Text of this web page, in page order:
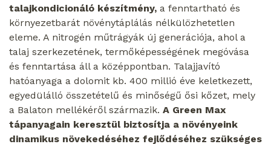
talajkondicionáló készítmény, a fenntartható és
környezetbarát növénytáplálás nélkülözhetetlen
eleme. A nitrogén műtrágyák új generációja, ahol a
talaj szerkezetének, termőképességének megóvása
és fenntartása áll a középpontban. Talajjavító
hatóanyaga a dolomit kb. 400 millió éve keletkezett,
egyedülálló összetételű és minőségű ősi kőzet, mely
a Balaton mellékéről származik. A Green Max
tápanyagain keresztül biztosítja a növényeink
dinamikus növekedéséhez fejlődéséhez szükséges